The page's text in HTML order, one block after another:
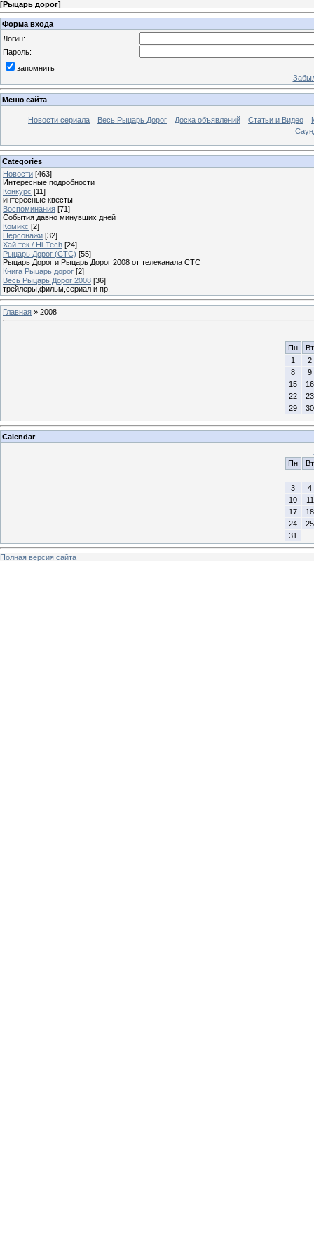
[Рыцарь дорог]
Форма входа
Логин:
Пароль:
запомнить
Меню сайта
Новости сериала Весь Рыцарь Дорог Доска объявлений Статьи и Видео
Categories
Новости [463]
Интересные подробности
Конкурс [11]
интересные квесты
Воспоминания [71]
События давно минувших дней
Комикс [2]
Персонажи [32]
Хай тек / Hi-Tech [24]
Рыцарь Дорог (СТС) [55]
Рыцарь Дорог и Рыцарь Дорог 2008 от телеканала СТС
Книга Рыцарь дорог [2]
Весь Рыцарь Дорог 2008 [36]
трейлеры,фильм,сериал и пр.
Главная » 2008
Пн
Вт
1
2
8
9
15
16
22
23
29
30
Calendar
Пн
Вт
3
4
10
11
17
18
24
25
31
Полная версия сайта